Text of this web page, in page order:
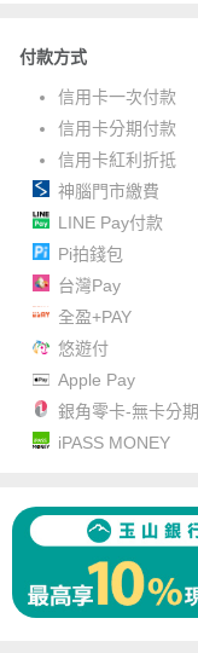
付款方式
信用卡一次付款
信用卡分期付款
信用卡紅利折抵
神腦門市繳費
LINE Pay付款
Pi拍錢包
台灣Pay
全盈+PAY
悠遊付
Apple Pay
銀角零卡-無卡分期
iPASS MONEY